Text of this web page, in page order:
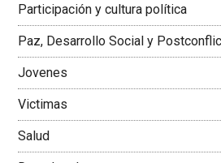
Colombiana
Participación y cultura política
Paz, Desarrollo Social y
Jovenes
Victimas
Salud